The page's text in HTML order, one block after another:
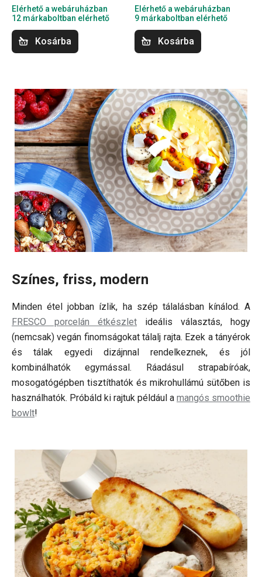
Elérhető a webáruházban
12 márkaboltban elérhető
Kosárba
Elérhető a webáruházban
9 márkaboltban elérhető
Kosárba
Színes, friss, modern
Minden étel jobban ízlik, ha szép tálalásban kínálod. A
FRESCO porcelán étkészlet ideális választás, hogy
(nemcsak) vegán finomságokat tálalj rajta. Ezek a tányérok
és tálak egyedi dizájnnal rendelkeznek, és jól
kombinálhatók egymással. Ráadásul strapabíróak,
mosogatógépben tisztíthatók és mikrohullámú sütőben is
használhatók. Próbáld ki rajtuk például a mangós smoothie
bowlt!